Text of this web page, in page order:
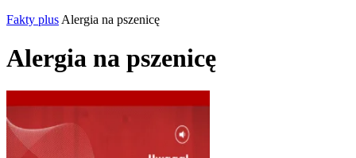
Fakty plus Alergia na pszenicę
Alergia na pszenicę